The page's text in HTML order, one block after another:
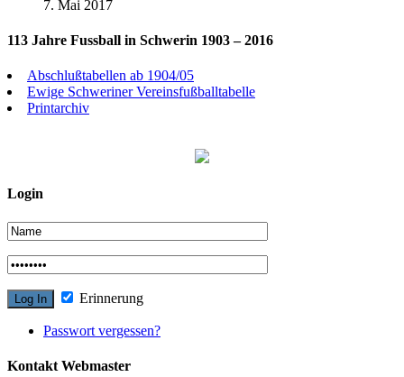
7. Mai 2017
113 Jahre Fussball in Schwerin 1903 – 2016
Abschlußtabellen ab 1904/05
Ewige Schweriner Vereinsfußballtabelle
Printarchiv
Login
Erinnerung
Passwort vergessen?
Kontakt Webmaster